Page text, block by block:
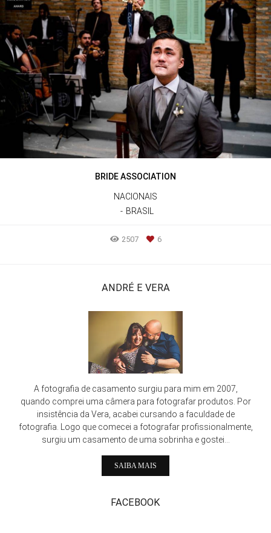
BRIDE ASSOCIATION
NACIONAIS
BRASIL
2507 6
ANDRÉ E VERA
A fotografia de casamento surgiu para mim em 2007,
quando comprei uma câmera para fotografar produtos. Por
insistência da Vera, acabei cursando a faculdade de
fotografia. Logo que comecei a fotografar profissionalmente,
surgiu um casamento de uma sobrinha e gostei...
SAIBA MAIS
FACEBOOK